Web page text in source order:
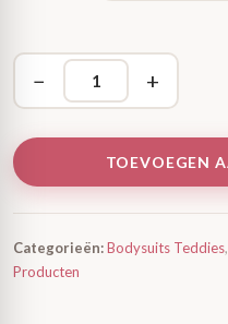
− +
TOEVOEGEN
Categorieën:Bodysuits Teddies,
Producten